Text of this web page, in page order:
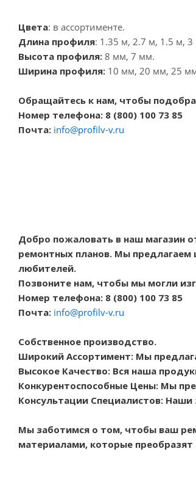
Цвета: в ассортименте.
Длина профиля: 1.35 м, 2.7 м, 1.5 м, 3
Высота профиля: 8 мм, 7 мм.
Ширина профиля: 10 мм, 20 мм, 25
Обращайтесь к нам, чтобы
Номер телефона: 8 (800) 100 73 85
Почта: info@profilv-v.ru
Добро пожаловать в наш магазин
ремонтных планов. Мы предлагаем
любителей.
Позвоните нам, чтобы мы могли
Номер телефона: 8 (800) 100 73 85
Почта: info@profilv-v.ru
Собственное производство.
Широкий Ассортимент: Мы
Высокое Качество: Вся наша
Конкурентоспособные Цены: Мы
Консультации Специалистов:
Мы заботимся о том, чтобы ваш
материалами, которые